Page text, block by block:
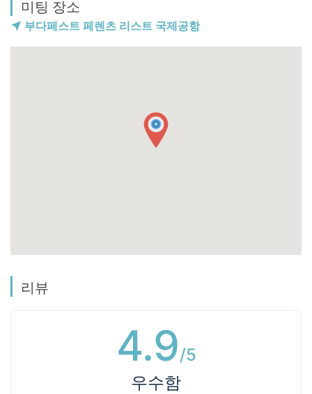
공항에서 출국 및 부가세 환급서비스를 도와드리는 경우,
차량주차비용이 30유로가 되어, 추가하게 됩니다.
미팅 장소
부다페스트 페렌츠 리스트 국제공항
리뷰
4.9/5
우수함